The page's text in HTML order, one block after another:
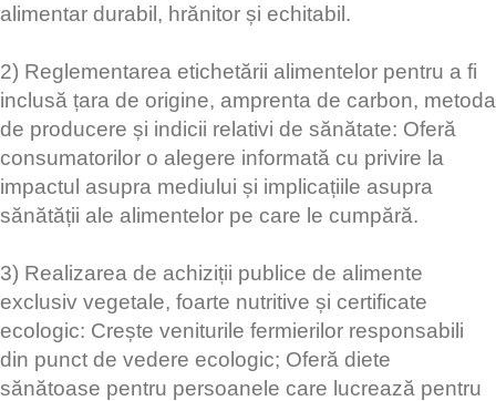
alimentar durabil, hrănitor și echitabil.
2) Reglementarea etichetării alimentelor pentru a fi
inclusă țara de origine, amprenta de carbon, metoda
de producere și indicii relativi de sănătate: Oferă
consumatorilor o alegere informată cu privire la
impactul asupra mediului și implicațiile asupra
sănătății ale alimentelor pe care le cumpără.
3) Realizarea de achiziții publice de alimente
exclusiv vegetale, foarte nutritive și certificate
ecologic: Crește veniturile fermierilor responsabili
din punct de vedere ecologic; Oferă diete
sănătoase pentru persoanele care lucrează pentru